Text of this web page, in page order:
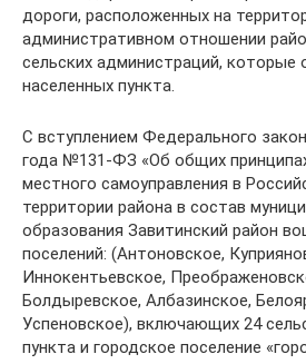
дороги, расположенных на
административном отношении
сельских администраций,
населенных пункта.
С вступлением Федерального
года №131-ФЗ «Об общих
местного самоуправления в
территории района в состав
образования Завитинский район
поселений: (Антоновское,
Иннокентьевское,
Болдыревское, Албазинское,
Успеновское), включающих 24
пункта и городское поселение